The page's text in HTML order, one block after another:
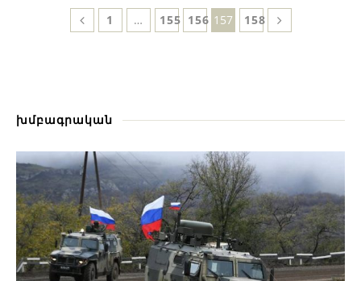
1 … 155 156 157 158
խմբագրական